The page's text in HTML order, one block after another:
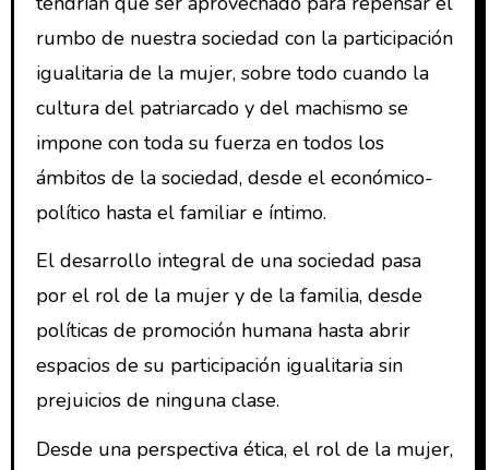
rumbo de nuestra sociedad con la participación
igualitaria de la mujer, sobre todo cuando la
cultura del patriarcado y del machismo se
impone con toda su fuerza en todos los
ámbitos de la sociedad, desde el económico-
político hasta el familiar e íntimo.
El desarrollo integral de una sociedad pasa
por el rol de la mujer y de la familia, desde
políticas de promoción humana hasta abrir
espacios de su participación igualitaria sin
prejuicios de ninguna clase.
Desde una perspectiva ética, el rol de la mujer,